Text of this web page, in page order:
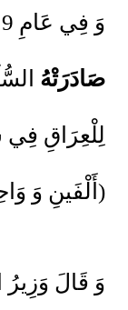
وَ فِي عَامِ 2019 (أَلْفَينِ وَ تِسْعَةَ عَشَر)
صَادَرَتْهُ
(أَلْفَينِ وَ
وَ قَالَ وَزِيرُ